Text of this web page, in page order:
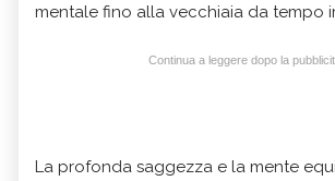
mentale fino alla vecchiaia da tempo
Continua a leggere dopo la
La profonda saggezza e la mente